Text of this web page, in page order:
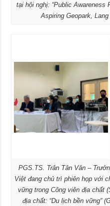
tại hội nghị: “Public
Aspiring Geopark,
PGS.TS. Trân Tân Văn –
Việt đang chủ trì phiên họp với
vững trong Công viên địa chất
địa chất: “Du lịch bền vững”